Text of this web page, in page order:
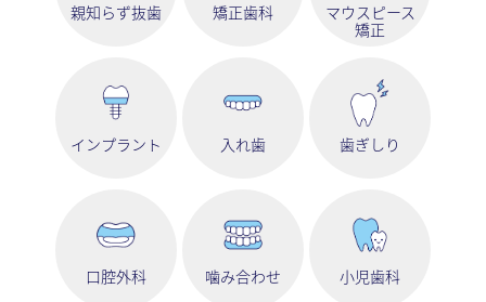
親知らず抜歯 矯正歯科
マウスピース
矯正
インプラント 入れ歯 歯ぎしり
口腔外科 噛み合わせ 小児歯科